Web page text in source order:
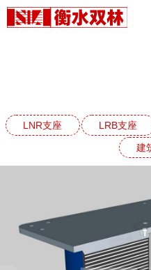
LNR支座 LRB支座
建